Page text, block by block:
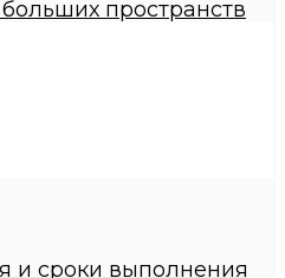
пространств
пространств
и сроки выполнения